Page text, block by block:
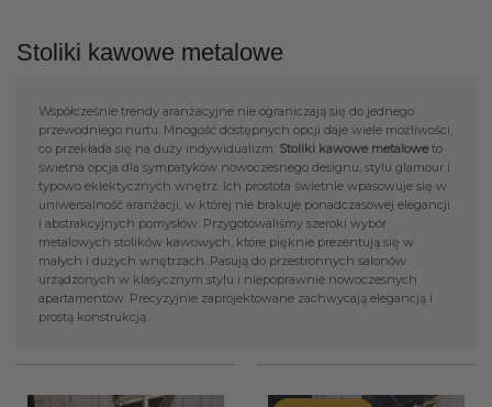
Stoliki kawowe metalowe
Współcześnie trendy aranżacyjne nie ograniczają się do jednego
przewodniego nurtu. Mnogość dostępnych opcji daje wiele możliwości,
co przekłada się na duży indywidualizm. Stoliki kawowe metalowe to
świetna opcja dla sympatyków nowoczesnego designu, stylu glamour i
typowo eklektycznych wnętrz. Ich prostota świetnie wpasowuje się w
uniwersalność aranżacji, w której nie brakuje ponadczasowej elegancji
i abstrakcyjnych pomysłów. Przygotowaliśmy szeroki wybór
metalowych stolików kawowych, które pięknie prezentują się w
małych i dużych wnętrzach. Pasują do przestronnych salonów
urządzonych w klasycznym stylu i niepoprawnie nowoczesnych
apartamentów. Precyzyjnie zaprojektowane zachwycają elegancją i
prostą konstrukcją.